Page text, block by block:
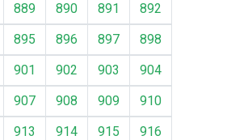
889 890 891
892
895 896 897
898
901 902 903
904
907 908 909
910
913 914 915
916